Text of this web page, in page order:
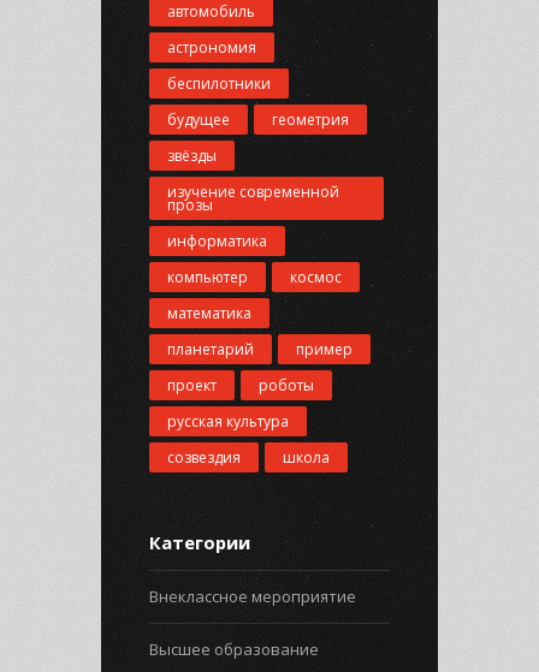
автомобиль
астрономия
беспилотники
будущее
геометрия
звёзды
изучение современной
прозы
информатика
компьютер
космос
математика
планетарий
пример
проект
роботы
русская культура
созвездия
школа
Категории
Внеклассное мероприятие
Высшее образование